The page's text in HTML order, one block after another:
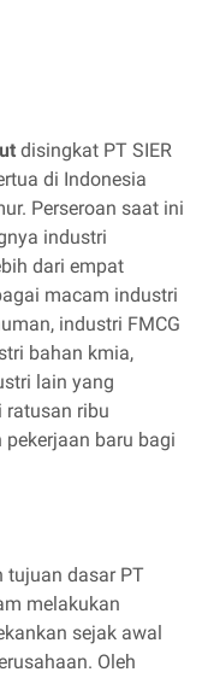
disingkat PT SIER
di Indonesia
Perseroan saat ini
industri
dari empat
macam industri
industri FMCG
bahan kmia,
lain yang
ratusan ribu
baru bagi
tujuan dasar PT
melakukan
sejak awal
Oleh